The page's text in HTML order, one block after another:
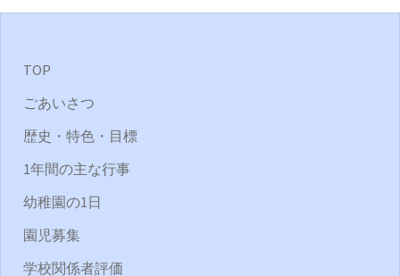
TOP
ごあいさつ
歴史・特色・目標
1年間の主な行事
幼稚園の1日
園児募集
学校関係者評価